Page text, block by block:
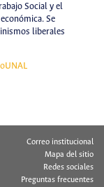
Social y el
Se
liberales
Correo institucional
Mapa del sitio
Redes sociales
Preguntas frecuentes